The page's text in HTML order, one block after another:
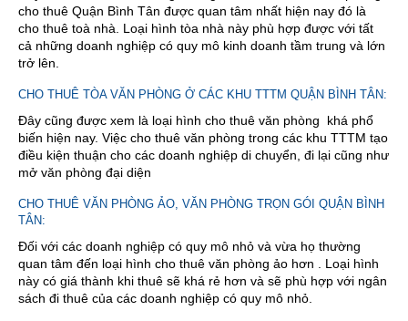
cho thuê Quận Bình Tân được quan tâm nhất hiện nay đó là
cho thuê toà nhà. Loại hình tòa nhà này phù hợp được với tất
cả những doanh nghiệp có quy mô kinh doanh tầm trung và lớn
trở lên.
CHO THUÊ TÒA VĂN PHÒNG Ở CÁC KHU TTTM QUẬN BÌNH TÂN:
Đây cũng được xem là loại hình cho thuê văn phòng khá phổ
biến hiện nay. Việc cho thuê văn phòng trong các khu TTTM tạo
điều kiện thuận cho các doanh nghiệp di chuyển, đi lại cũng như
mở văn phòng đại diện
CHO THUÊ VĂN PHÒNG ẢO, VĂN PHÒNG TRỌN GÓI QUẬN BÌNH
TÂN:
Đối với các doanh nghiệp có quy mô nhỏ và vừa họ thường
quan tâm đến loại hình cho thuê văn phòng ảo hơn . Loại hình
này có giá thành khi thuê sẽ khá rẻ hơn và sẽ phù hợp với ngân
sách đi thuê của các doanh nghiệp có quy mô nhỏ.